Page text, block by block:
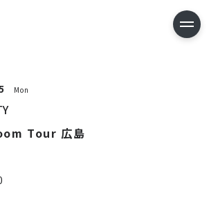
Mon
Tour 広島